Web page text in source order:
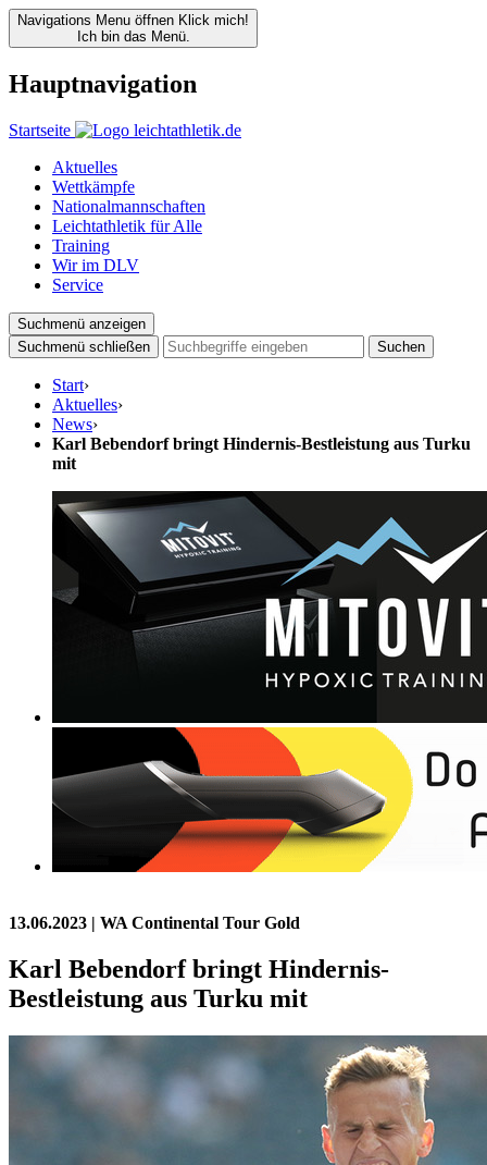
Navigations Menu öffnen Klick mich!
Ich bin das Menü.
Hauptnavigation
Startseite
Aktuelles
Wettkämpfe
Nationalmannschaften
Leichtathletik für Alle
Training
Wir im DLV
Service
Suchmenü anzeigen
Suchmenü schließen
Suchen
Start›
Aktuelles›
News›
Karl Bebendorf bringt Hindernis-Bestleistung aus Turku
mit
13.06.2023 | WA Continental Tour Gold
Karl Bebendorf bringt Hindernis-
Bestleistung aus Turku mit